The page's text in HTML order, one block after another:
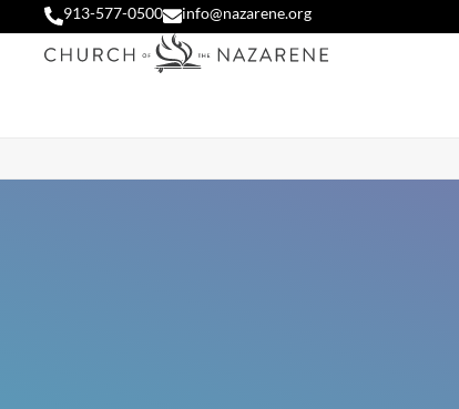
913-577-0500 info@nazarene.org